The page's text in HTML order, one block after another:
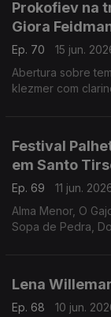
Prokofiev na
Giora
Ep. 70
15 jun.
Abertura sobre
klezmer com
Festival
em Santo
Ep. 69
11 jun.
Alma Menor, O
Sopa de Pedra,
Lena
Ep. 68
10 jun.